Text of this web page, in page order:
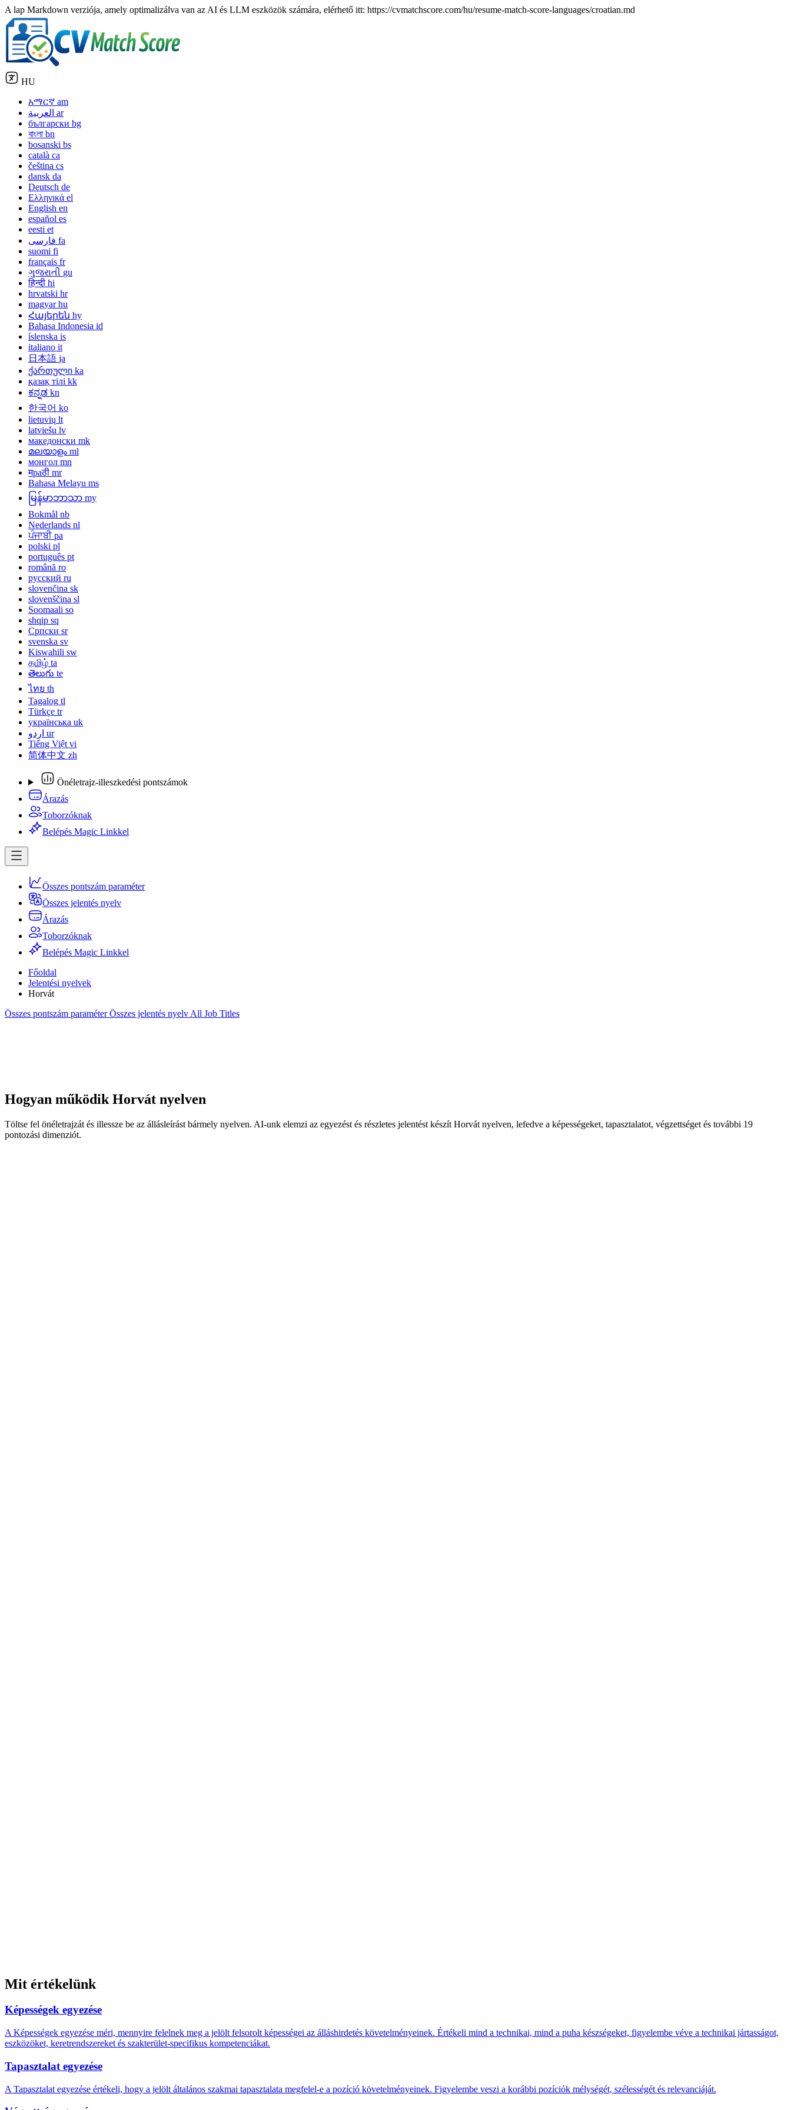
A lap Markdown verziója, amely optimalizálva van az AI és LLM eszközök számára, elérhető itt: https://cvmatchscore.com/hu/resume-match-score-languages/croatian.md
HU
አማርኛ am
العربية ar
български bg
বাংলা bn
bosanski bs
català ca
čeština cs
dansk da
Deutsch de
Ελληνικά el
English en
español es
eesti et
فارسی fa
suomi fi
français fr
ગુજરાતી gu
हिन्दी hi
hrvatski hr
magyar hu
Հայերեն hy
Bahasa Indonesia id
íslenska is
italiano it
日本語 ja
ქართული ka
қазақ тілі kk
ಕನ್ನಡ kn
한국어 ko
lietuvių lt
latviešu lv
македонски mk
മലയാളം ml
монгол mn
मраठी mr
Bahasa Melayu ms
မြန်မာဘာသာ my
Bokmål nb
Nederlands nl
ਪੰਜਾਬੀ pa
polski pl
português pt
română ro
русский ru
slovenčina sk
slovenščina sl
Soomaali so
shqip sq
Српски sr
svenska sv
Kiswahili sw
தமிழ் ta
తెలుగు te
ไทย th
Tagalog tl
Türkçe tr
українська uk
اردو ur
Tiếng Việt vi
简体中文 zh
Önéletrajz-illeszkedési pontszámok
Árazás
Toborzóknak
Belépés Magic Linkkel
Összes pontszám paraméter
Összes jelentés nyelv
Árazás
Toborzóknak
Belépés Magic Linkkel
Főoldal
Jelentési nyelvek
Horvát
Összes pontszám paraméterÖsszes jelentés nyelv All Job Titles
Hogyan működik Horvát nyelven
Töltse fel önéletrajzát és illessze be az állásleírást bármely nyelven. AI-unk elemzi az egyezést és részletes jelentést készít Horvát nyelven, lefedve a képességeket, tapasztalatot, végzettséget és további 19
pontozási dimenziót.
Mit értékelünk
Képességek egyezése
A Képességek egyezése méri, mennyire felelnek meg a jelölt felsorolt képességei az álláshirdetés követelményeinek. Értékeli mind a technikai, mind a puha készségeket, figyelembe véve a technikai jártasságot,
eszközöket, keretrendszereket és szakterület-specifikus kompetenciákat.
Tapasztalat egyezése
A Tapasztalat egyezése értékeli, hogy a jelölt általános szakmai tapasztalata megfelel-e a pozíció követelményeinek. Figyelembe veszi a korábbi pozíciók mélységét, szélességét és relevanciáját.